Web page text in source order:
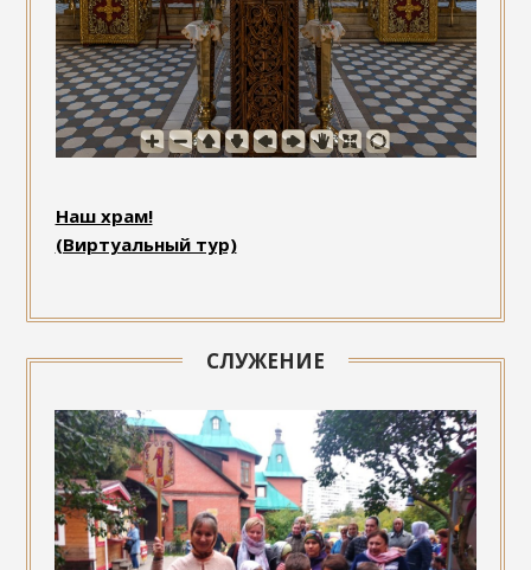
Наш храм!
(Виртуальный тур)
СЛУЖЕНИЕ